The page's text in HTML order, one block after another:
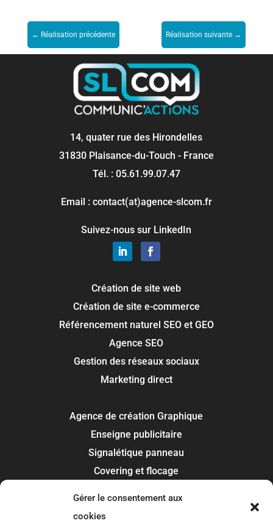
Gérer le consentement aux
cookies
← Réalisation précédente Réalisation suivante →
14, quater rue des Hirondelles
31830 Plaisance-du-Touch - France
Tél. : 05.61.99.07.47
Email : contact(at)agence-slcom.fr
Suivez-nous sur LinkedIn
Création de site web
Création de site e-commerce
Référencement naturel SEO et GEO
Agence SEO
Gestion des réseaux sociaux
Marketing direct
Agence de création Graphique
Enseigne publicitaire
Signalétique panneau
Covering et flocage